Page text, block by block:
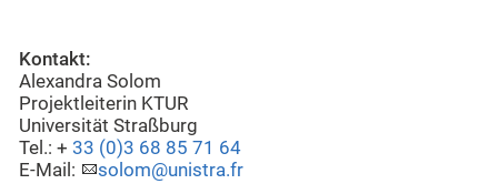
Kontakt:
Alexandra Solom
Projektleiterin KTUR
Universität Straßburg
Tel.: + 33 (0)3 68 85 71 64
E-Mail:
solom@unistra.fr